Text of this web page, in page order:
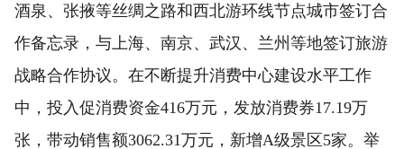
酒泉、张掖等丝绸之路和西北游环线节点城市签订合
作备忘录，与上海、南京、武汉、兰州等地签订旅游
战略合作协议。在不断提升消费中心建设水平工作
中，投入促消费资金416万元，发放消费券17.19万
张，带动销售额3062.31万元，新增A级景区5家。举